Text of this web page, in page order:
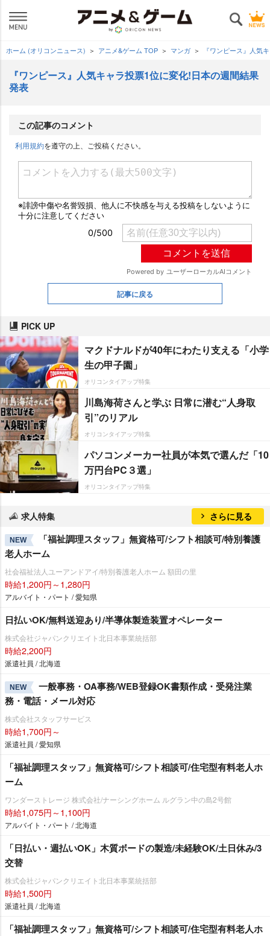
ホーム (オリコンニュース) アニメ&ゲーム TOP マンガ 『ワンピース』人気
『ワンピース』人気キャラ投票1位に変化!日本の週間結果
発表
この記事のコメント
利用規約を遵守の上、ご投稿ください。
記事に戻る
PICK UP
マクドナルドが40年にわたり支える「小学
生の甲子園」
オリコンタイアップ特集
川島海荷さんと学ぶ 日常に潜む“人身取
引”のリアル
オリコンタイアップ特集
パソコンメーカー社員が本気で選んだ「10
万円台PC３選」
オリコンタイアップ特集
求人特集 さらに見る
NEW
「福祉調理スタッフ」無資格可/シフト相談可/特別養護
老人ホーム
社会福祉法人ユーアンドアイ/特別養護老人ホーム 額田の里
時給1,200円～1,280円
アルバイト・パート / 愛知県
日払いOK/無料送迎あり/半導体製造装置オペレーター
株式会社ジャパンクリエイト北日本事業統括部
時給2,200円
派遣社員 / 北海道
NEW
一般事務・OA事務/WEB登録OK書類作成・受発注業
務・電話・メール対応
株式会社スタッフサービス
時給1,700円～
派遣社員 / 愛知県
「福祉調理スタッフ」無資格可/シフト相談可/住宅型有料老人ホ
ーム
ワンダーストレージ 株式会社/ナーシングホーム ルグラン中の島2号館
時給1,075円～1,100円
アルバイト・パート / 北海道
「日払い・週払いOK」木質ボードの製造/未経験OK/土日休み/3
交替
株式会社ジャパンクリエイト北日本事業統括部
時給1,500円
派遣社員 / 北海道
「福祉調理スタッフ」無資格可/シフト相談可/住宅型有料老人ホ